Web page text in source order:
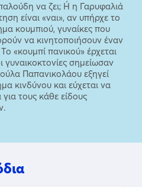
να ζει; Ή η Γαρυφαλιά
είναι «ναι», αν υπήρχε το
κουμπιού, γυναίκες που
να κινητοποιήσουν έναν
«κουμπί πανικού» έρχεται
σημείωσαν
Παπανικολάου εξηγεί
κινδύνου και εύχεται να
τους κάθε είδους